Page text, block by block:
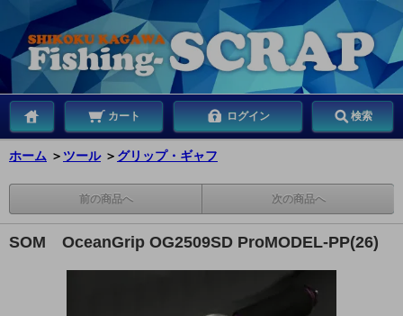
カート ログイン 検索
ホーム ＞ ツール ＞ グリップ・ギャフ
前の商品へ 次の商品へ
SOM OceanGrip OG2509SD ProMODEL-PP(26)